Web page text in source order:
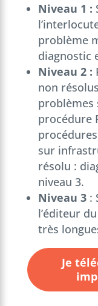
Niveau 1 :
problème
diagnostic
Niveau 2 :
non
problèmes
procédure
sur
résolu :
niveau 3.
Niveau 3:
l’éditeur
très
Je